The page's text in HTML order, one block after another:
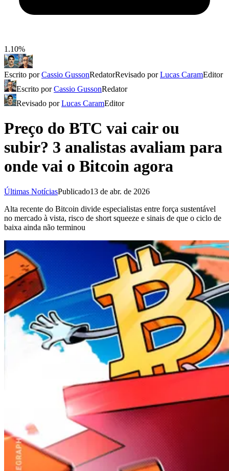
1.10%
Escrito porCassio GussonRedatorRevisado porLucas CaramEditor
Escrito porCassio GussonRedator
Revisado porLucas CaramEditor
Preço do BTC vai cair ou
subir? 3 analistas avaliam para
onde vai o Bitcoin agora
Últimas NotíciasPublicado13 de abr. de 2026
Alta recente do Bitcoin divide especialistas entre força sustentável
no mercado à vista, risco de short squeeze e sinais de que o ciclo de
baixa ainda não terminou